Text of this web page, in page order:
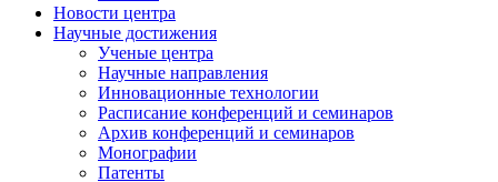
Новости центра
Научные достижения
Ученые центра
Научные направления
Инновационные технологии
Расписание конференций и семинаров
Архив конференций и семинаров
Монографии
Патенты